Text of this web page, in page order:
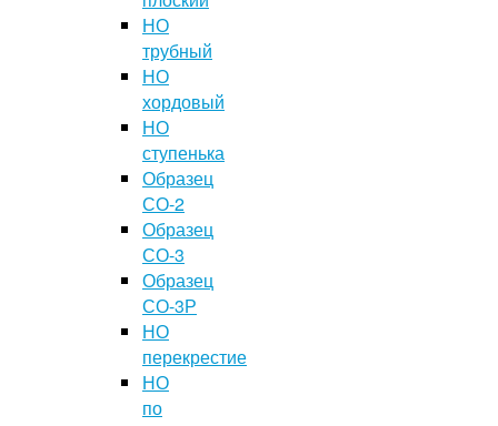
НО
трубный
НО
хордовый
НО
ступенька
Образец
СО-2
Образец
СО-3
Образец
СО-3Р
НО
перекрестие
НО
по